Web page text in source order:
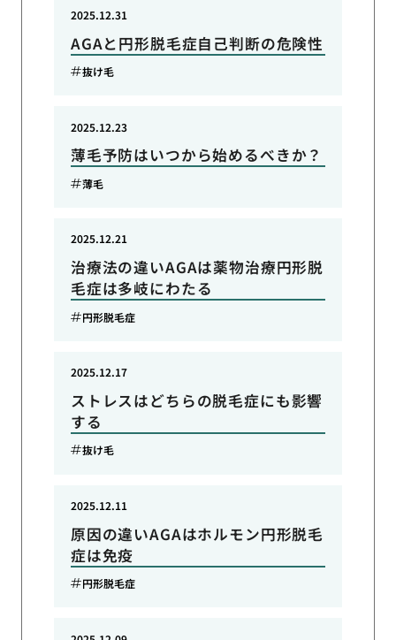
AGAと円形脱毛症自己判断の危険性
2025.12.31
抜け毛
薄毛予防はいつから始めるべきか？
2025.12.23
薄毛
治療法の違いAGAは薬物治療円形脱
毛症は多岐にわたる
2025.12.21
円形脱毛症
ストレスはどちらの脱毛症にも影響
する
2025.12.17
抜け毛
原因の違いAGAはホルモン円形脱毛
症は免疫
2025.12.11
円形脱毛症